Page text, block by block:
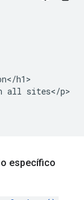
h1>
all sites</p>
específico